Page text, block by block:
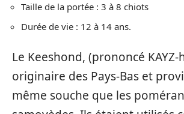
Taille de la portée : 3 à 8 chiots
Durée de vie : 12 à 14 ans.
Le Keeshond, (prononcé
originaire des Pays-Bas et
même souche que les